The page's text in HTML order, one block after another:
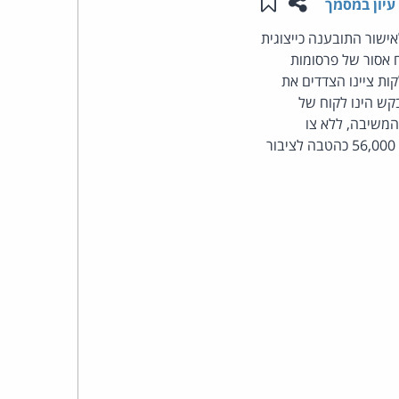
עיון במסמך
לאישור התובענה כייצוגית
למשלוח אסור של פרסומות
התשמ"ב-1982. בבקשת ההסתלקות ציינו הצדדים את
הינו לקוח של
נגד המשיבה, ללא צו
להוצאות. התובענה האישית נגד המשיבות 2-3 תידחה ללא צו להוצאות. המשיבה 1 תתרום סך של 56,000 כהטבה לציבור